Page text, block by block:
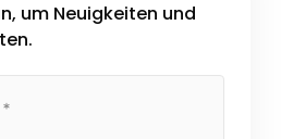
um Neuigkeiten und